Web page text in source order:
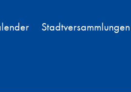
Stadtversammlungen